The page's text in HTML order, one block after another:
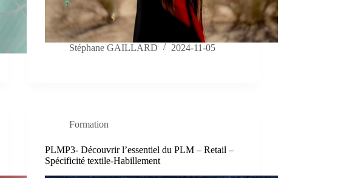
Stéphane GAILLARD 2024-11-05
Formation
PLMP3- Découvrir l’essentiel du PLM – Retail –
Spécificité textile-Habillement